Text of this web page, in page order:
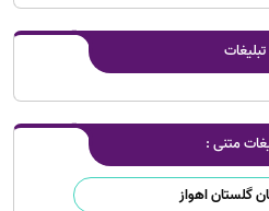
تبلیغات
متنی :
گلستان اهواز